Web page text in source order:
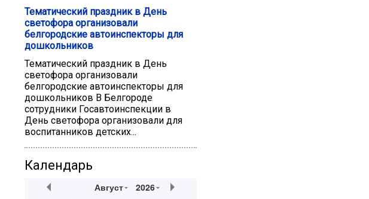
Тематический праздник в День
светофора организовали
белгородские автоинспекторы для
дошкольников
Тематический праздник в День
светофора организовали
белгородские автоинспекторы для
дошкольников В Белгороде
сотрудники Госавтоинспекции в
День светофора организовали для
воспитанников детских...
Календарь
Август 2026